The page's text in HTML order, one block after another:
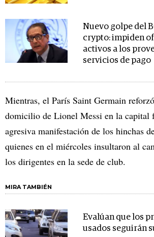
Nuevo golpe del
crypto: impiden
activos a los
servicios de pago
Mientras, el París Saint Germain
domicilio de Lionel Messi en la capital
agresiva manifestación de los hinchas
quienes en el miércoles insultaron al
los dirigentes en la sede de club.
MIRA TAMBIÉN
Evalúan que los
usados seguirán